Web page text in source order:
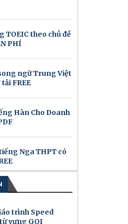
TOEIC theo chủ đề
PHÍ
ngữ Trung Việt
FREE
Hàn Cho Doanh
Nga THPT có
trình Speed
vựng GOI